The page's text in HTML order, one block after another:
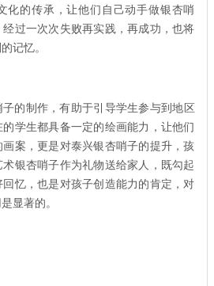
化的传承，让他们自己动手做银杏哨
过一次次失败再实践，再成功，也将
记忆。
的制作，有助于引导学生参与到地区
学生都具备一定的绘画能力，让他们
案，更是对泰兴银杏哨子的提升，孩
银杏哨子作为礼物送给家人，既勾起
忆，也是对孩子创造能力的肯定，对
显著的。